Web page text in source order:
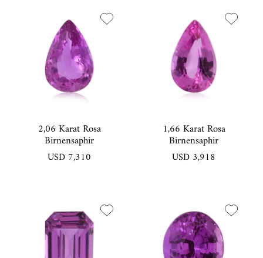
2,06 Karat Rosa
Birnensaphir
USD 7,310
1,66 Karat Rosa
Birnensaphir
USD 3,918